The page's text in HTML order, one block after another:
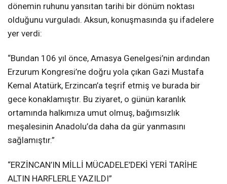
dönemin ruhunu yansıtan tarihi bir dönüm noktası
olduğunu vurguladı. Aksun, konuşmasında şu ifadelere
yer verdi:
“Bundan 106 yıl önce, Amasya Genelgesi’nin ardından
Erzurum Kongresi’ne doğru yola çıkan Gazi Mustafa
Kemal Atatürk, Erzincan’a teşrif etmiş ve burada bir
gece konaklamıştır. Bu ziyaret, o günün karanlık
ortamında halkımıza umut olmuş, bağımsızlık
meşalesinin Anadolu’da daha da gür yanmasını
sağlamıştır.”
“ERZİNCAN’IN MİLLİ MÜCADELE’DEKİ YERİ TARİHE
ALTIN HARFLERLE YAZILDI”